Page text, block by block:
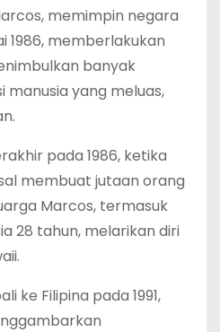
memimpin negara
1986, memberlakukan
banyak
manusia yang meluas,
pada 1986, ketika
membuat jutaan orang
Marcos, termasuk
28 tahun, melarikan diri
ke Filipina pada 1991,